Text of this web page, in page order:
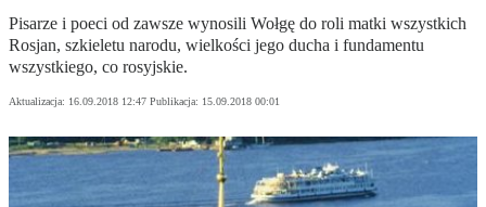
Pisarze i poeci od zawsze wynosili Wołgę do roli matki wszystkich
Rosjan, szkieletu narodu, wielkości jego ducha i fundamentu
wszystkiego, co rosyjskie.
Aktualizacja: 16.09.2018 12:47 Publikacja: 15.09.2018 00:01